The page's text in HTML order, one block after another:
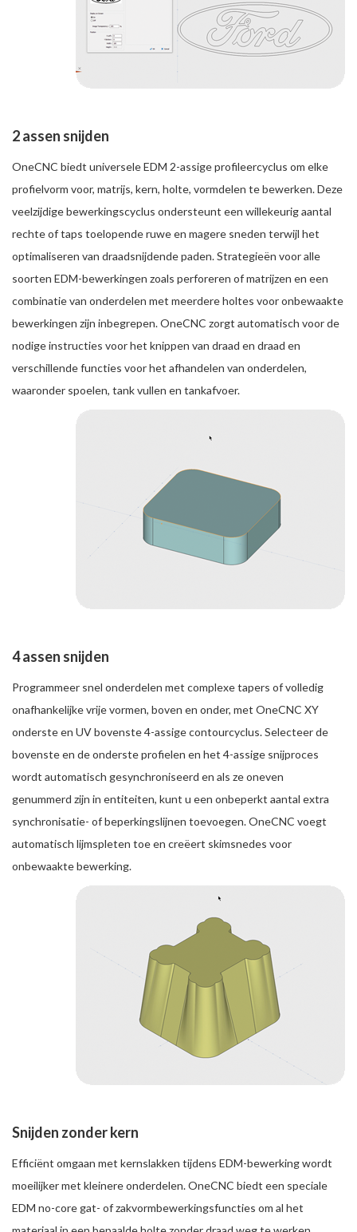
2 assen snijden
OneCNC biedt universele EDM 2-assige profileercyclus om elke
profielvorm voor, matrijs, kern, holte, vormdelen te bewerken. Deze
veelzijdige bewerkingscyclus ondersteunt een willekeurig aantal
rechte of taps toelopende ruwe en magere sneden terwijl het
optimaliseren van draadsnijdende paden. Strategieën voor alle
soorten EDM-bewerkingen zoals perforeren of matrijzen en een
combinatie van onderdelen met meerdere holtes voor onbewaakte
bewerkingen zijn inbegrepen. OneCNC zorgt automatisch voor de
nodige instructies voor het knippen van draad en draad en
verschillende functies voor het afhandelen van onderdelen,
waaronder spoelen, tank vullen en tankafvoer.
4 assen snijden
Programmeer snel onderdelen met complexe tapers of volledig
onafhankelijke vrije vormen, boven en onder, met OneCNC XY
onderste en UV bovenste 4-assige contourcyclus. Selecteer de
bovenste en de onderste profielen en het 4-assige snijproces
wordt automatisch gesynchroniseerd en als ze oneven
genummerd zijn in entiteiten, kunt u een onbeperkt aantal extra
synchronisatie- of beperkingslijnen toevoegen. OneCNC voegt
automatisch lijmspleten toe en creëert skimsnedes voor
onbewaakte bewerking.
Snijden zonder kern
Efficiënt omgaan met kernslakken tijdens EDM-bewerking wordt
moeilijker met kleinere onderdelen. OneCNC biedt een speciale
EDM no-core gat- of zakvormbewerkingsfuncties om al het